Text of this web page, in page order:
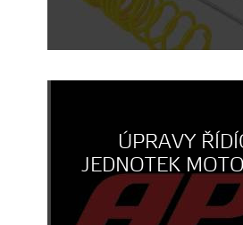
ÚPRAVY
JEDNOTEK